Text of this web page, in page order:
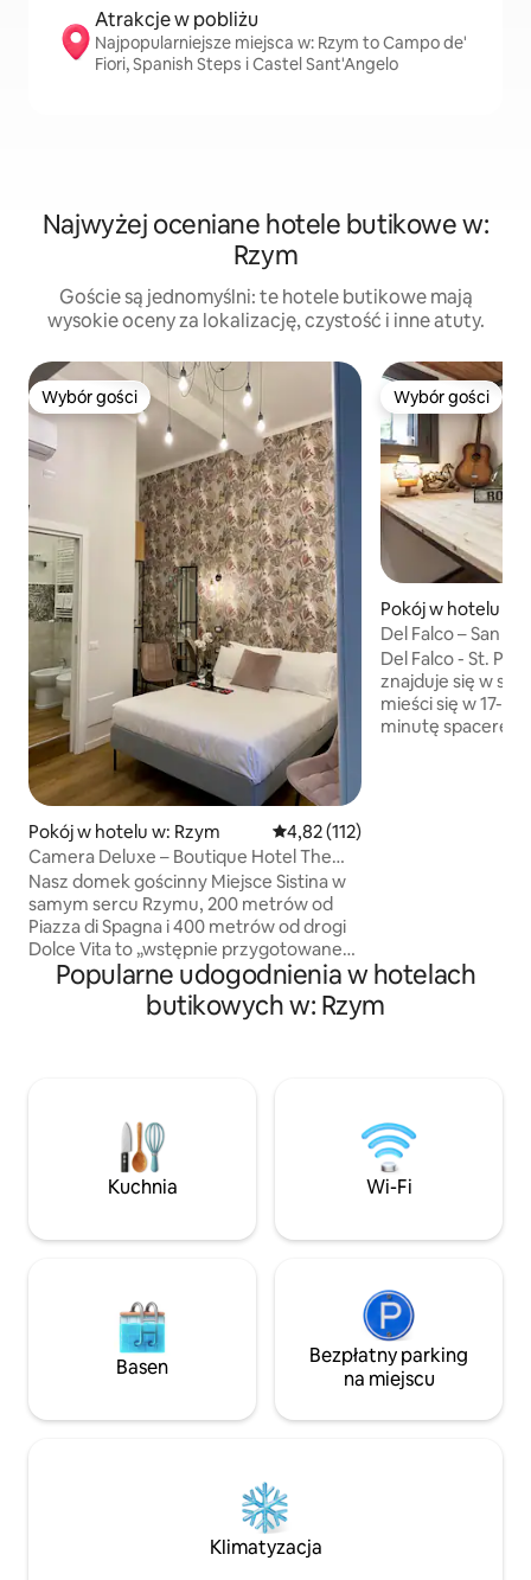
Atrakcje w pobliżu
Najpopularniejsze miejsca w: Rzym to Campo de'
Fiori, Spanish Steps i Castel Sant'Angelo
Najwyżej oceniane hotele butikowe w:
Rzym
Goście są jednomyślni: te hotele butikowe mają
wysokie oceny za lokalizację, czystość i inne atuty.
Wybór gości
Wybór gości
Pokój w hotelu w: Rzym Średnia ocena: 4,82 na 5, liczba
4,82 (112)
Camera Deluxe – Boutique Hotel The
Venue Sistina
Nasz domek gościnny Miejsce Sistina w
samym sercu Rzymu, 200 metrów od
Piazza di Spagna i 400 metrów od drogi
Dolce Vita to „wstępnie przygotowane”
miejsce (The Venue) na Twoje
wyjątkowe wakacje w Eternal City.
Wszystkie pokoje w nowoczesnym stylu
dostępem do Internetu, butelką na
wodę, zestawem kosmetyków, pościel,
sprzątanie wliczone w cenę. Do
zobaczenia! Od razu po przyjeździe
Wybór gości
Wybór gości
Pokój w hotelu w:
Del Falco – San
Del Falco - St.
znajduje się w
mieści się w 17-
minutę spacerem
Popularne udogodnienia w hotelach
butikowych w: Rzym
Kuchnia Wi-Fi
Basen
Bezpłatny parking
na miejscu
Klimatyzacja